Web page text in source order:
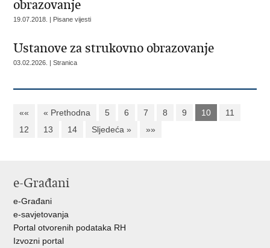
obrazovanje
19.07.2018. | Pisane vijesti
Ustanove za strukovno obrazovanje
03.02.2026. | Stranica
«« « Prethodna 5 6 7 8 9 10
11
12
13 14 Sljedeća » »»
e-Građani
e-Građani
e-savjetovanja
Portal otvorenih podataka RH
Izvozni portal